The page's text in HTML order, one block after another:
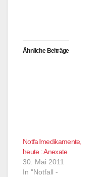
Ähnliche Beiträge
Notfallmedikamente,
heute : Anexate
30. Mai 2011
In "Notfall -